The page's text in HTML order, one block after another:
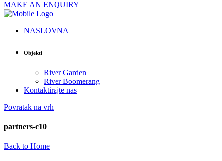
MAKE AN ENQUIRY
NASLOVNA
Objekti
River Garden
River Boomerang
Kontaktirajte nas
Povratak na vrh
partners-c10
Back to Home